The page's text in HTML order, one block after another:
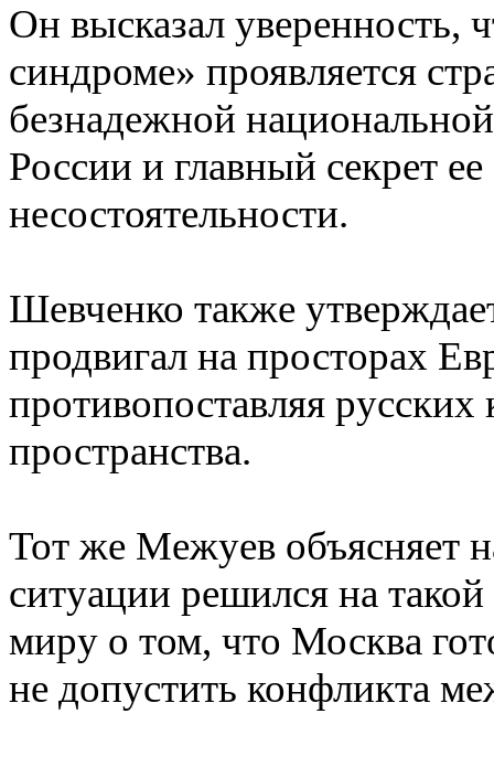
Он высказал уверенность,
синдроме» проявляется
безнадежной
России и главный секрет
несостоятельности.
Шевченко также
продвигал на просторах
противопоставляя
пространства.
Тот же Межуев объясняет
ситуации решился на
миру о том, что Москва
не допустить конфликта